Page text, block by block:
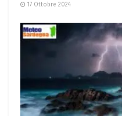
17 Ottobre 2024